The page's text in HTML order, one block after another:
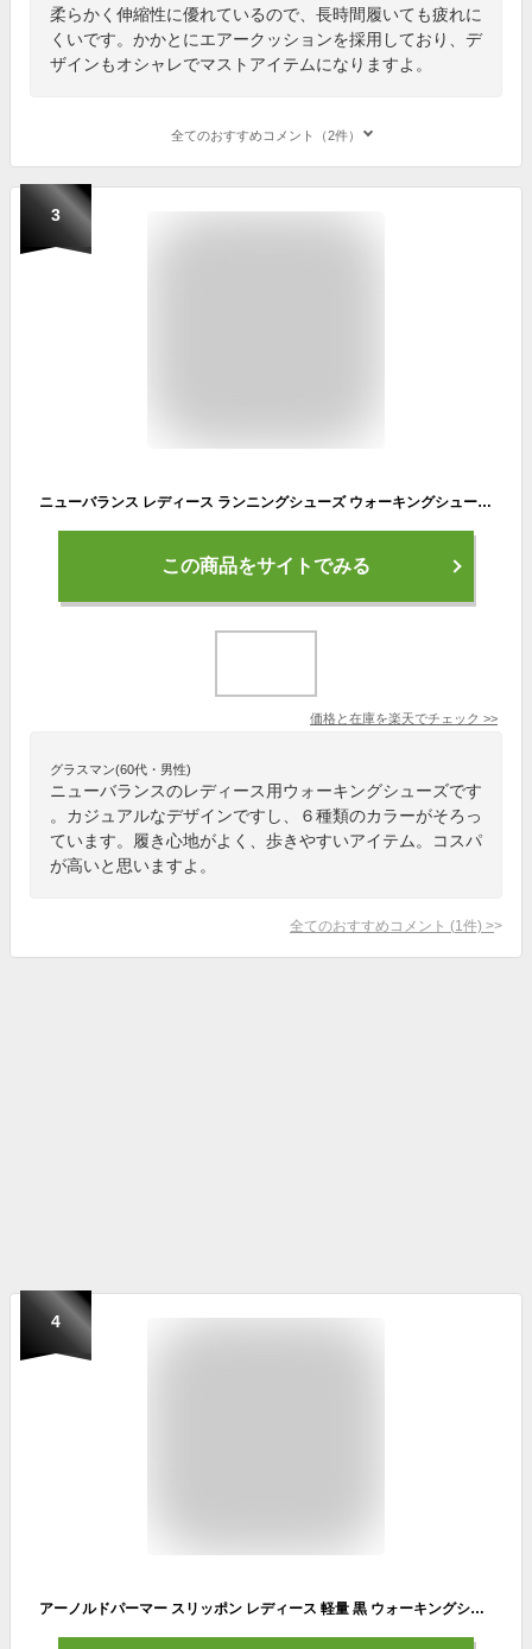
柔らかく伸縮性に優れているので、長時間履いても疲れに
くいです。かかとにエアークッションを採用しており、デ
ザインもオシャレでマストアイテムになりますよ。
全てのおすすめコメント（2件）
3
ニューバランス レディース ランニングシューズ ウォーキングシューズ スニーカー 靴 おしゃれ New Balance W411 送料無料
この商品をサイトでみる
価格と在庫を楽天でチェック >>
グラスマン(60代・男性)
ニューバランスのレディース用ウォーキングシューズです
。カジュアルなデザインですし、６種類のカラーがそろっ
ています。履き心地がよく、歩きやすいアイテム。コスパ
が高いと思いますよ。
全てのおすすめコメント (1 件) >
4
アーノルドパーマー スリッポン レディース 軽量 黒 ウォーキングシューズ 通勤 通学 通気性 蒸れにくい 疲れにくい クッションインソール ジム フィットネス ランニングシューズ スポーツ 運動靴 シンプル 白 ホワイト